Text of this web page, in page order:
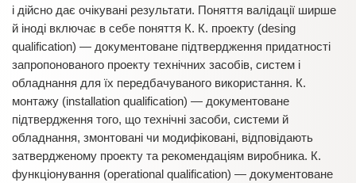
і дійсно дає очікувані результати. Поняття валідації ширше
й іноді включає в себе поняття К. К. проекту (desing
qualification) — документоване підтвердження придатності
запропонованого проекту технічних засобів, систем і
обладнання для їх передбачуваного використання. К.
монтажу (installation qualification) — документоване
підтвердження того, що технічні засоби, системи й
обладнання, змонтовані чи модифіковані, відповідають
затвердженому проекту та рекомендаціям виробника. К.
функціонування (operational qualification) — документоване